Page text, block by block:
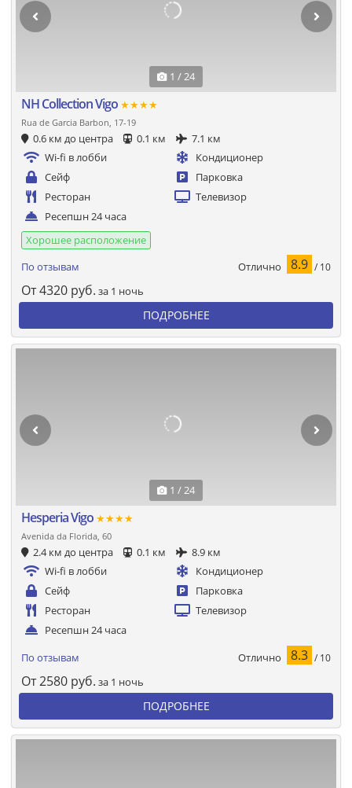
1 / 24
NH Collection Vigo ★★★★
Rua de Garcia Barbon, 17-19
0.6 км до центра 0.1 км
7.1 км
Wi-fi в лобби
Кондиционер
Сейф
Парковка
Ресторан
Телевизор
Ресепшн 24 часа
Хорошее расположение
По отзывам
Отлично 8.9 / 10
От4320 руб. за 1 ночь
ПОДРОБНЕЕ
1 / 24
Hesperia Vigo ★★★★
Avenida da Florida, 60
2.4 км до центра 0.1 км
8.9 км
Wi-fi в лобби
Кондиционер
Сейф
Парковка
Ресторан
Телевизор
Ресепшн 24 часа
По отзывам Отлично 8.3 / 10
От2580 руб. за 1 ночь
ПОДРОБНЕЕ